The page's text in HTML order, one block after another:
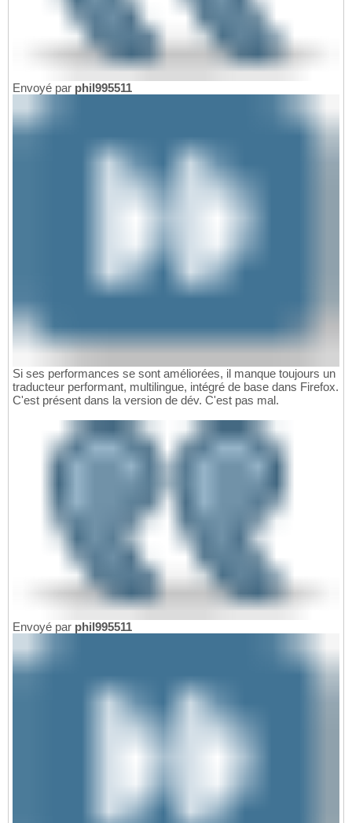
Envoyé par phil995511
Si ses performances se sont améliorées, il manque toujours un
traducteur performant, multilingue, intégré de base dans Firefox.
C'est présent dans la version de dév. C'est pas mal.
Envoyé par phil995511